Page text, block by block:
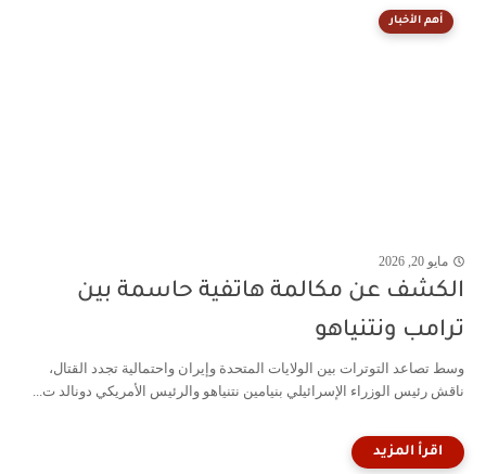
أهم الأخبار
مايو 20, 2026
الكشف عن مكالمة هاتفية حاسمة بين
ترامب ونتنياهو
وسط تصاعد التوترات بين الولايات المتحدة وإيران واحتمالية تجدد القتال،
ناقش رئيس الوزراء الإسرائيلي بنيامين نتنياهو والرئيس الأمريكي دونالد ت...